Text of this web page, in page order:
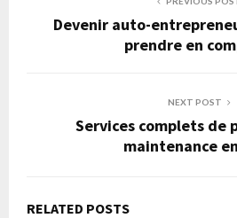
Devenir auto-
prendre en
NEXT POST
Services complets de
maintenance
RELATED POSTS